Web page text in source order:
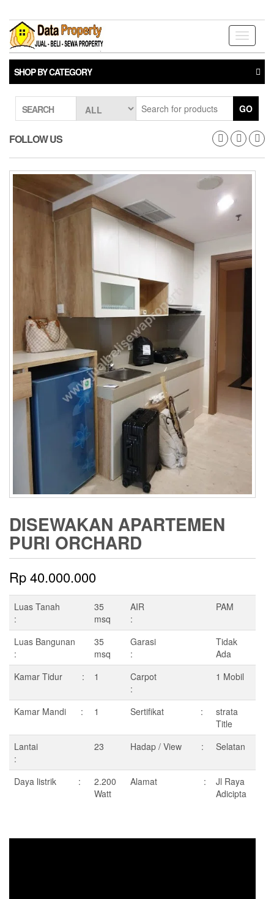
the
content
Toggle
SHOP BY CATEGORY
SEARCH GO
FOLLOW US
DISEWAKAN APARTEMEN
PURI ORCHARD
Rp40.000.000
Luas Tanah
:
35
msq
AIR
:
PAM
Luas Bangunan
:
35
msq
Garasi
:
Tidak
Ada
Kamar Tidur :
1
Carpot
:
1 Mobil
Kamar Mandi : 1 Sertifikat :
strata
Title
Lantai
:
23 Hadap / View : Selatan
Daya listrik :
2.200
Watt
Alamat :
Jl Raya
Adicipta